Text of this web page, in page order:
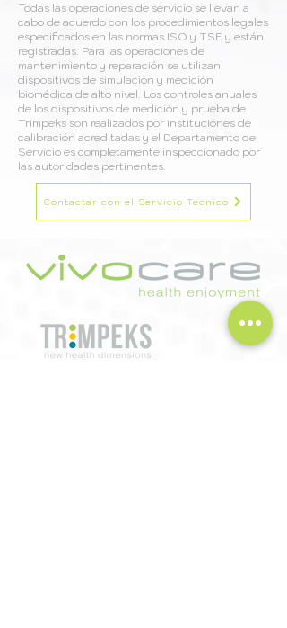
Todas las operaciones de servicio se llevan a
cabo de acuerdo con los procedimientos legales
especificados en las normas ISO y TSE y están
registradas. Para las operaciones de
mantenimiento y reparación se utilizan
dispositivos de simulación y medición
biomédica de alto nivel. Los controles anuales
de los dispositivos de medición y prueba de
Trimpeks son realizados por instituciones de
calibración acreditadas y el Departamento de
Servicio es completamente inspeccionado por
las autoridades pertinentes.
Contactar con el Servicio Técnico